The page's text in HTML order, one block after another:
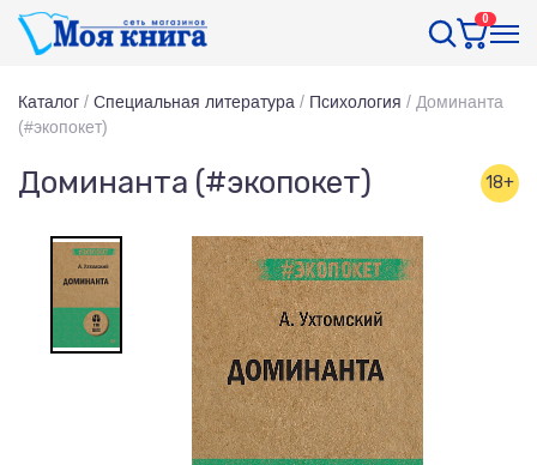
0
Каталог / Специальная литература / Психология / Доминанта
(#экопокет)
Доминанта (#экопокет) 18+